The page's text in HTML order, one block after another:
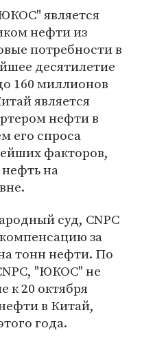
является
нефти из
потребности в
десятилетие
160 миллионов
является
нефти в
его спроса
факторов,
на
суд, CNPC
за
тонн нефти. По
"ЮКОС" не
к 20 октября
в Китай,
года.